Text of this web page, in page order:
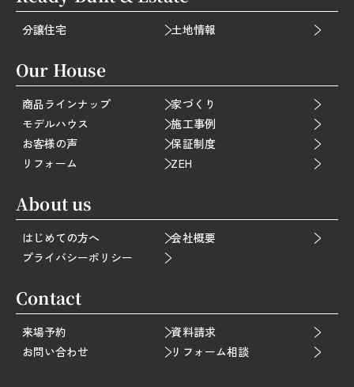
分譲住宅 土地情報
Contact
来場予約
資料請求
お問い合わせ
リフォーム相談
Our House
商品ラインナップ
家づくり
モデルハウス
施工事例
お客様の声
保証制度
リフォーム
ZEH
About us
はじめての方へ
会社概要
プライバシーポリシー